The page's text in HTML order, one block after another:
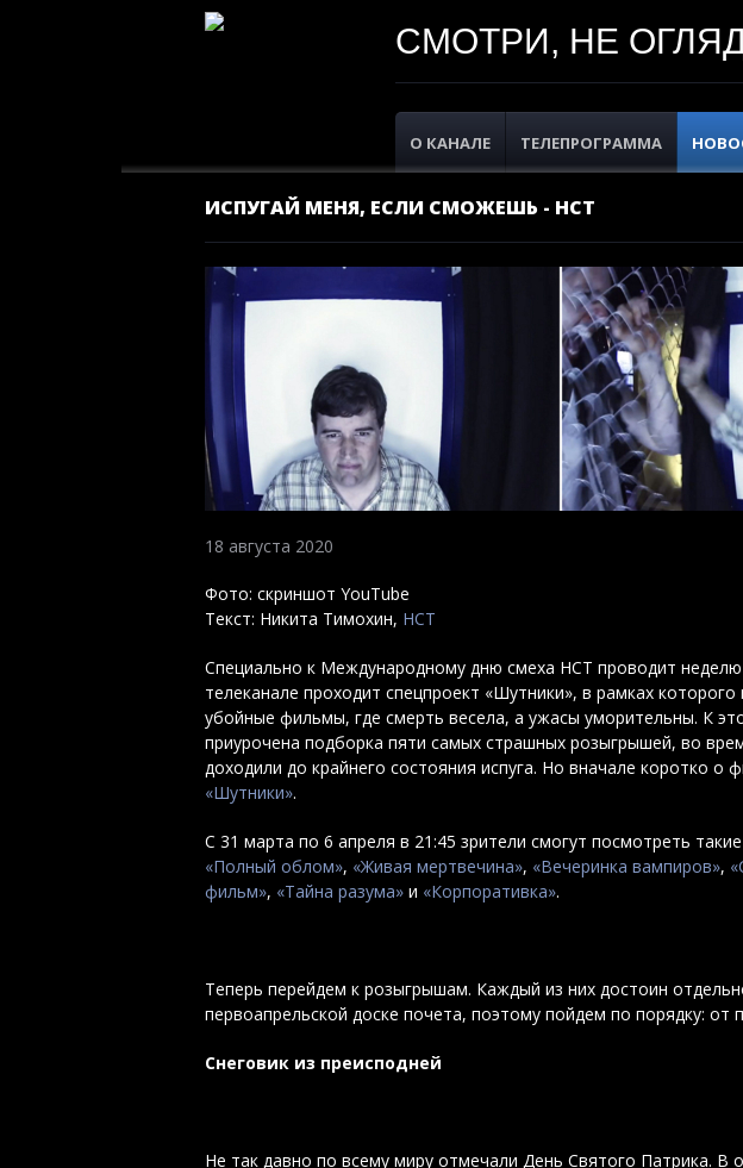
СМОТРИ, НЕ
О КАНАЛЕ ТЕЛЕПРОГРАММА
ИСПУГАЙ МЕНЯ, ЕСЛИ СМОЖЕШЬ - НСТ
18 августа 2020
Фото: скриншот YouTube
Текст: Никита Тимохин, НСТ
Специально к Международному дню смеха НСТ проводит
телеканале проходит спецпроект «Шутники», в рамках
убойные фильмы, где смерть весела, а ужасы уморительны. К
приурочена подборка пяти самых страшных розыгрышей, во
доходили до крайнего состояния испуга. Но вначале коротко о
«Шутники».
С 31 марта по 6 апреля в 21:45 зрители смогут посмотреть
«Полный облом», «Живая мертвечина», «Вечеринка вампиров»,
фильм», «Тайна разума» и «Корпоративка».
Теперь перейдем к розыгрышам. Каждый из них достоин
первоапрельской доске почета, поэтому пойдем по порядку: от
Снеговик из преисподней
Не так давно по всему миру отмечали День Святого Патрика. В